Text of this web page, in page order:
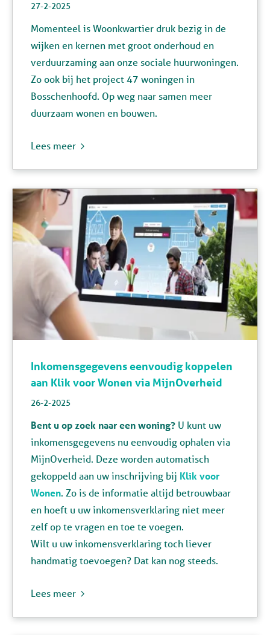
27-2-2025
Momenteel isWoonkwartierdruk bezig in de
wijken en kernen met groot onderhoud en
verduurzaming aan onze sociale huurwoningen.
Zo ook bij het project 47 woningen in
Bosschenhoofd. Op weg naar samen meer
duurzaam wonen en bouwen.
Lees meer
Inkomensgegevens eenvoudig koppelen
aan Klik voor Wonen via MijnOverheid
26-2-2025
Bent u op zoek naar een woning? U kunt uw
inkomensgegevens nu eenvoudig ophalen via
MijnOverheid. Deze worden automatisch
gekoppeld aan uw inschrijving bij Klik voor
Wonen. Zo is de informatie altijd betrouwbaar
en hoeft u uw inkomensverklaring niet meer
zelf op te vragen en toe te voegen.
Wilt u uw inkomensverklaring toch liever
handmatig toevoegen? Dat kan nog steeds.
Lees meer